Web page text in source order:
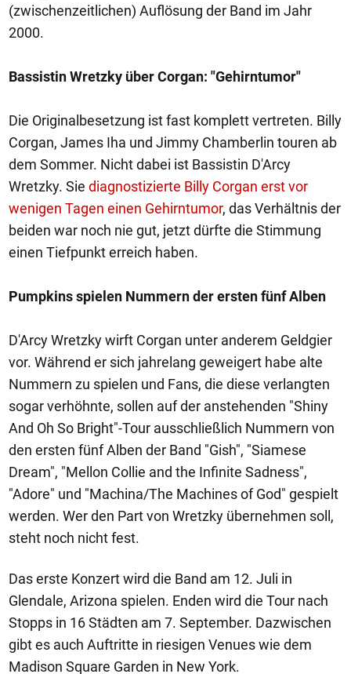
(zwischenzeitlichen) Auflösung der Band im Jahr
2000.
Bassistin Wretzky über Corgan: "Gehirntumor"
Die Originalbesetzung ist fast komplett vertreten. Billy
Corgan, James Iha und Jimmy Chamberlin touren ab
dem Sommer. Nicht dabei ist Bassistin D'Arcy
Wretzky. Sie diagnostizierte Billy Corgan erst vor
wenigen Tagen einen Gehirntumor, das Verhältnis der
beiden war noch nie gut, jetzt dürfte die Stimmung
einen Tiefpunkt erreich haben.
Pumpkins spielen Nummern der ersten fünf Alben
D'Arcy Wretzky wirft Corgan unter anderem Geldgier
vor. Während er sich jahrelang geweigert habe alte
Nummern zu spielen und Fans, die diese verlangten
sogar verhöhnte, sollen auf der anstehenden "Shiny
And Oh So Bright"-Tour ausschließlich Nummern von
den ersten fünf Alben der Band "Gish", "Siamese
Dream", "Mellon Collie and the Infinite Sadness",
"Adore" und "Machina/The Machines of God" gespielt
werden. Wer den Part von Wretzky übernehmen soll,
steht noch nicht fest.
Das erste Konzert wird die Band am 12. Juli in
Glendale, Arizona spielen. Enden wird die Tour nach
Stopps in 16 Städten am 7. September. Dazwischen
gibt es auch Auftritte in riesigen Venues wie dem
Madison Square Garden in New York.